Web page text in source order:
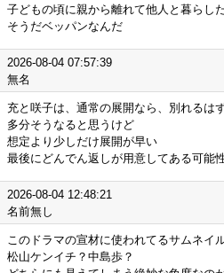
子どもの頃に親から離れて他人と暮らし
そうだベッパンなんだ
2026-08-04 07:57:39
無名
充と咲子は、通常の展開なら、別れるは
多分そうなると思うけど
想定より少しだけ展開が早い
最後にどんでん返しが用意してある可能
2026-08-04 12:48:21
名前無し
このドラマの宣材に使われてるサムネイ
松山ケンイチ？中島歩？